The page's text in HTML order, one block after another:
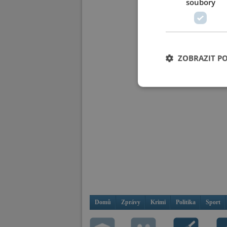
Domů Zprávy Krimi Politika Sport
ZOBRAZIT